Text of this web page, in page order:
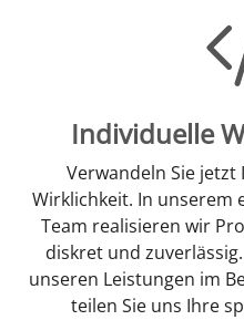
Individuelle
Verwandeln Sie
Wirklichkeit. In unserem
Team realisieren wir
diskret und
unseren Leistungen im
teilen Sie uns Ihre